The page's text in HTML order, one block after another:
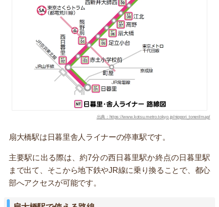
出典：https://www.kotsu.metro.tokyo.jp/nippori_toneri/map/
扇大橋駅は日暮里舎人ライナーの停車駅です。
主要駅に出る際は、約7分の西日暮里駅か終点の日暮里駅
まで出て、そこから地下鉄やJR線に乗り換ることで、都心
部へアクセスが可能です。